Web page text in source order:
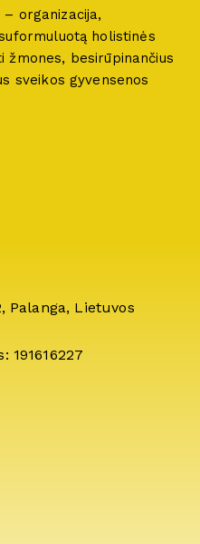
– organizacija,
holistinės
žmones, besirūpinančius
sveikos gyvensenos
Palanga, Lietuvos
191616227